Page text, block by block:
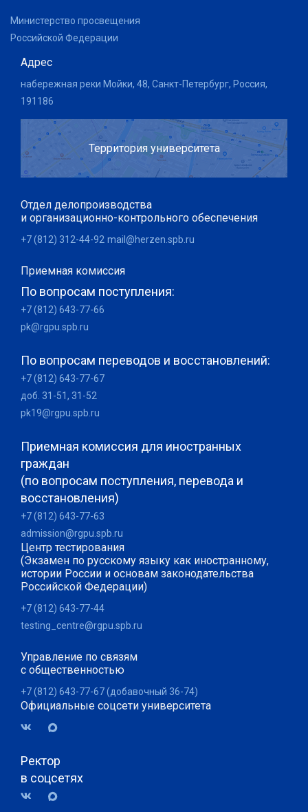
Министерство просвещения
Российской Федерации
Адрес
набережная реки Мойки, 48, Санкт-Петербург, Россия,
191186
Территория университета
Отдел делопроизводства
и организационно-контрольного обеспечения
+7 (812) 312-44-92 mail@herzen.spb.ru
Приемная комиссия
По вопросам поступления:
+7 (812) 643-77-66
pk@rgpu.spb.ru
По вопросам переводов и восстановлений:
+7 (812) 643-77-67
доб. 31-51, 31-52
pk19@rgpu.spb.ru
Приемная комиссия для иностранных
граждан
(по вопросам поступления, перевода и
восстановления)
+7 (812) 643-77-63
admission@rgpu.spb.ru
Центр тестирования
(Экзамен по русскому языку как иностранному,
истории России и основам законодательства
Российской Федерации)
+7 (812) 643-77-44
testing_centre@rgpu.spb.ru
Управление по связям
с общественностью
+7 (812) 643-77-67 (добавочный 36-74)
Официальные соцсети университета
Ректор
в соцсетях